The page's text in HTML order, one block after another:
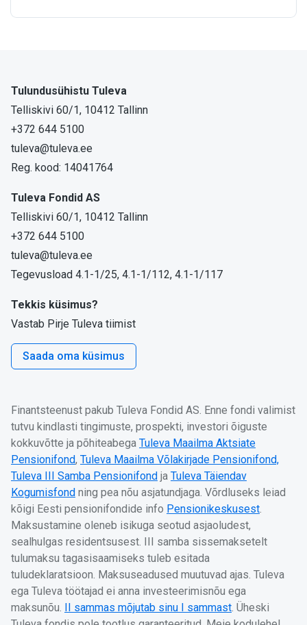
Tulundusühistu Tuleva
Telliskivi 60/1, 10412 Tallinn
+372 644 5100
tuleva@tuleva.ee
Reg. kood: 14041764
Tuleva Fondid AS
Telliskivi 60/1, 10412 Tallinn
+372 644 5100
tuleva@tuleva.ee
Tegevusload 4.1-1/25, 4.1-1/112, 4.1-1/117
Tekkis küsimus?
Vastab Pirje Tuleva tiimist
Saada oma küsimus
Finantsteenust pakub Tuleva Fondid AS. Enne fondi valimist
tutvu kindlasti tingimuste, prospekti, investori õiguste
kokkuvõtte ja põhiteabega Tuleva Maailma Aktsiate
Pensionifond, Tuleva Maailma Võlakirjade Pensionifond,
Tuleva III Samba Pensionifond ja Tuleva Täiendav
Kogumisfond ning pea nõu asjatundjaga. Võrdluseks leiad
kõigi Eesti pensionifondide info Pensionikeskusest.
Maksustamine oleneb isikuga seotud asjaoludest,
sealhulgas residentsusest. III samba sissemaksetelt
tulumaksu tagasisaamiseks tuleb esitada
tuludeklaratsioon. Maksuseadused muutuvad ajas. Tuleva
ega Tuleva töötajad ei anna investeerimisnõu ega
maksunõu.
II sammas mõjutab sinu I sammast. Üheski